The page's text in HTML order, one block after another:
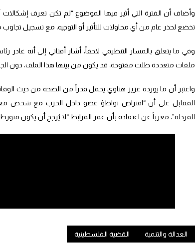
وأضاف أن الفترة التي أثير فيها الموضوع “لم تكن تعرف إشكالات
تخضع لحذر عام من أي محاولات للتأثير أو التوجيه، مع تسجيل
وفي ما يتعلق بالمسار التنظيمي لاحقاً، أشار أفتاتي إلى أنه
ملفات متعددة ظلت مفتوحة، قد يكون من بينها هذا الملف، دون
واعتبر أن ما يورده عزيز هناوي يحمل قدراً من الصحة من حيث
المقابل على أن “افتراض تواطؤ عضو داخل الحزب مع شخص
المرحلة”، معرباً عن اعتقاده بأن عمر المرابط “لا يُرجح أن يكون
العدالة والتنمية القضية الفلسطينية